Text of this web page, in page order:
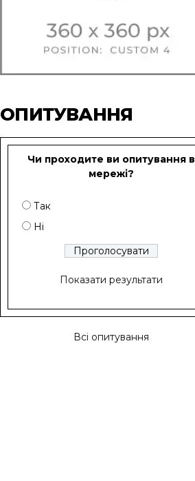
ОПИТУВАННЯ
Чи проходите ви опитування в
мережі?
Так
Ні
Показати результати
Всі опитування